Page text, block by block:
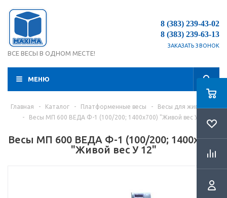
8 (383) 239-43-02
8 (383) 239-63-13
ЗАКАЗАТЬ ЗВОНОК
ВСЕ ВЕСЫ В ОДНОМ МЕСТЕ!
МЕНЮ
Главная - Каталог - Платформенные весы -
Весы для животных
-
Весы МП 600 ВЕДА Ф-1 (100/200; 1400х700) "Живой вес У 12"
Весы МП 600 ВЕДА Ф-1 (100/200; 1400х700)
"Живой вес У 12"